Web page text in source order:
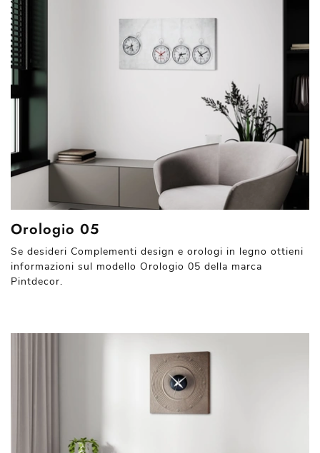
Orologio 05
Se desideri Complementi design e orologi in legno ottieni
informazioni sul modello Orologio 05 della marca
Pintdecor.